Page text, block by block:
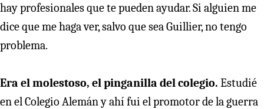
hay profesionales que te pueden ayudar. Si alguien me
dice que me haga ver, salvo que sea Guillier, no tengo
problema.
Era el molestoso, el pinganilla del colegio. Estudié
en el Colegio Alemán y ahí fui el promotor de la guerra